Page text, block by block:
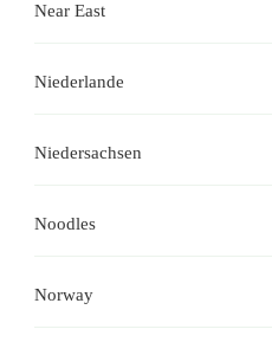
Near East
Niederlande
Niedersachsen
Noodles
Norway